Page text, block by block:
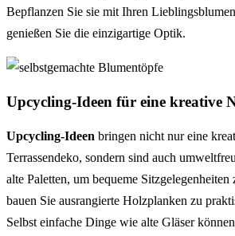
Bepflanzen Sie sie mit Ihren
genießen Sie die einzigartige Optik.
Upcycling-Ideen für eine kreative
Upcycling-Ideen bringen nicht nur eine
Terrassendeko, sondern sind auch
alte Paletten, um bequeme Sitzgelegenheiten
bauen Sie ausrangierte Holzplanken zu
Selbst einfache Dinge wie alte Gläser